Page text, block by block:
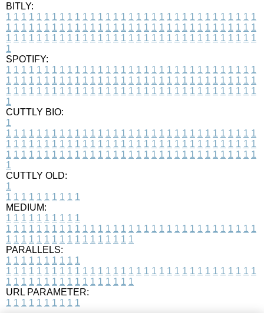
BITLY:
1 1 1 1 1 1 1 1 1 1 1 1 1 1 1 1 1 1 1 1 1 1 1 1 1 1 1 1 1 1 1 1 1
1 1 1 1 1 1 1 1 1 1 1 1 1 1 1 1 1 1 1 1 1 1 1 1 1 1 1 1 1 1 1 1 1
1 1 1 1 1 1 1 1 1 1 1 1 1 1 1 1 1 1 1 1 1 1 1 1 1 1 1 1 1 1 1 1 1
1
SPOTIFY:
1 1 1 1 1 1 1 1 1 1 1 1 1 1 1 1 1 1 1 1 1 1 1 1 1 1 1 1 1 1 1 1 1
1 1 1 1 1 1 1 1 1 1 1 1 1 1 1 1 1 1 1 1 1 1 1 1 1 1 1 1 1 1 1 1 1
1 1 1 1 1 1 1 1 1 1 1 1 1 1 1 1 1 1 1 1 1 1 1 1 1 1 1 1 1 1 1 1 1
1
CUTTLY BIO:
1
1 1 1 1 1 1 1 1 1 1 1 1 1 1 1 1 1 1 1 1 1 1 1 1 1 1 1 1 1 1 1 1 1
1 1 1 1 1 1 1 1 1 1 1 1 1 1 1 1 1 1 1 1 1 1 1 1 1 1 1 1 1 1 1 1 1
1 1 1 1 1 1 1 1 1 1 1 1 1 1 1 1 1 1 1 1 1 1 1 1 1 1 1 1 1 1 1 1 1
1
CUTTLY OLD:
1
1 1 1 1 1 1 1 1 1 1
MEDIUM:
1 1 1 1 1 1 1 1 1 1
1 1 1 1 1 1 1 1 1 1 1 1 1 1 1 1 1 1 1 1 1 1 1 1 1 1 1 1 1 1 1 1 1
1 1 1 1 1 1 1 1 1 1 1 1 1 1 1 1 1
PARALLELS:
1 1 1 1 1 1 1 1 1 1
1 1 1 1 1 1 1 1 1 1 1 1 1 1 1 1 1 1 1 1 1 1 1 1 1 1 1 1 1 1 1 1 1
1 1 1 1 1 1 1 1 1 1 1 1 1 1 1 1 1
URL PARAMETER:
1 1 1 1 1 1 1 1 1 1